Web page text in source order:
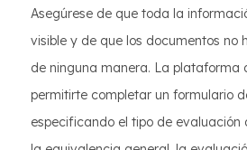
Asegúrese de que toda la
visible y de que los documentos no
de ninguna manera. La plataforma
permitirte completar un formulario
especificando el tipo de evaluación